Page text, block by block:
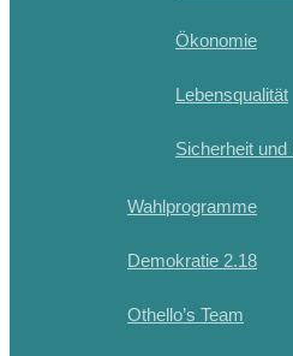
Ökonomie
Lebensqualität
Sicherheit und
Wahlprogramme
Demokratie 2.18
Othello’s Team